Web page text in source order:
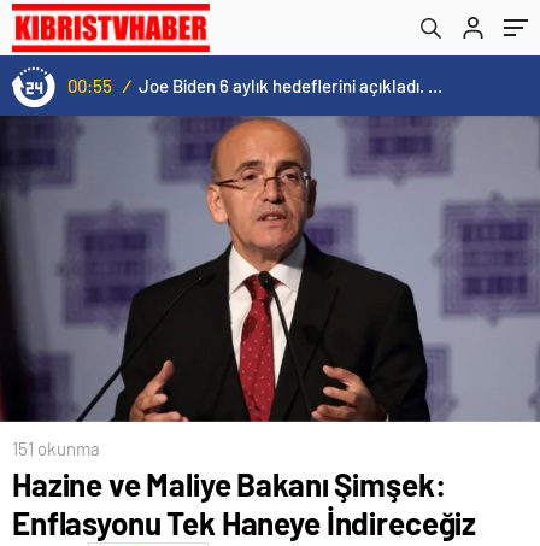
00:55 / Joe Biden 6 aylık hedeflerini açıkladı. Senato buz gibi…
151 okunma
Hazine ve Maliye Bakanı Şimşek:
Enflasyonu Tek Haneye İndireceğiz
dönüştüreceğiz”